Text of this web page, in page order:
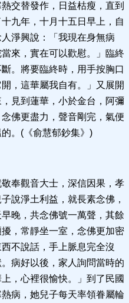
交替發作，日益枯瘦，直到
九年，十月十五日早上，自
淨興說：「我現在身無病
來，實在可以歡慰。」臨終
。將要臨終時，用手按胸口
，這華屬我自有。」又展開
見到蓮華，小於金台，阿彌
佛更盡力，聲音剛完，氣便
。(《俞慧郁鈔集》)
奉觀音大士，深信因果，孝
說淨土利益，就長素念佛，
晚，共念佛號一萬聲，其餘
，常靜坐一室，念佛更加密
不說話，手上脈息完全沒
病好以後，家人詢問當時的
，心裡很愉快。」到了民國
病，她兒子每天率領眷屬輪